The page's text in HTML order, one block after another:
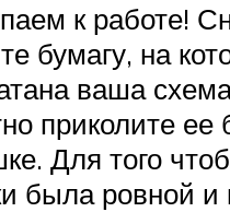
к работе!
бумагу, на
ваша
приколите ее
Для того
была ровной и